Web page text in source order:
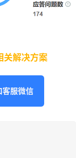
关解决方案
客服微信